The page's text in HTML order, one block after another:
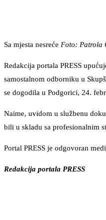
Sa mjesta nesreće Foto: Patrola
Redakcija portala PRESS
samostalnom odborniku u
se dogodila u Podgorici, 24.
Naime, uvidom u službenu
bili u skladu sa profesionalnim
Portal PRESS je odgovoran
Redakcija portala PRESS